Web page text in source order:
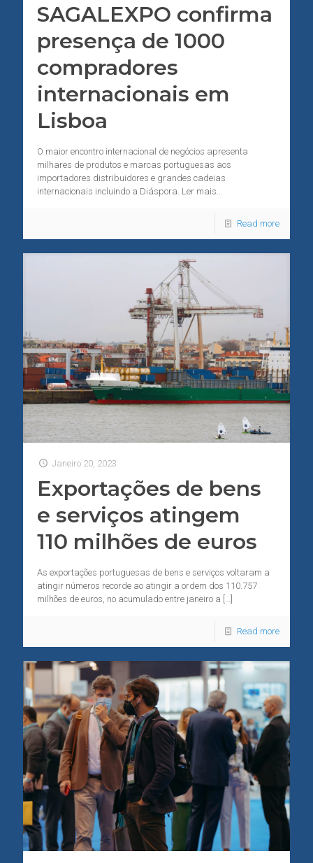
SAGALEXPO confirma
presença de 1000
compradores
internacionais em
Lisboa
O maior encontro internacional de negócios apresenta
milhares de produtos e marcas portuguesas aos
importadores distribuidores e grandes cadeias
internacionais incluindo a Diáspora. Ler mais…
Read more
Janeiro 20, 2023
Exportações de bens
e serviços atingem
110 milhões de euros
As exportações portuguesas de bens e serviços voltaram a
atingir números recorde ao atingir a ordem dos 110.757
milhões de euros, no acumulado entre janeiro a […]
Read more